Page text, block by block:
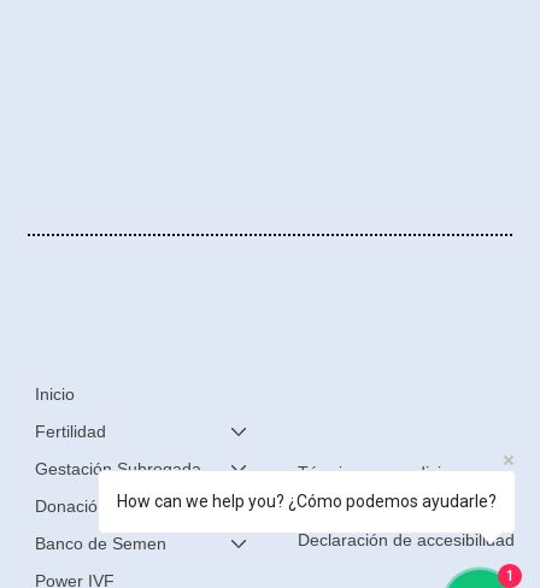
Inicio
Fertilidad
Gestación Subrogada
Donación de Óvulos
Banco de Semen
Power IVF
Términos y condiciones
Política de privacidad
Declaración de accesibilidad
How can we help you? ¿Cómo podemos ayudarle?
1